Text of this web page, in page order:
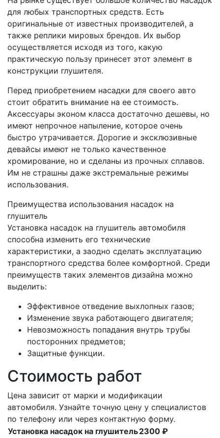
для любых транспортных средств. Есть
оригинальные от известных производителей, а
также реплики мировых брендов. Их выбор
осуществляется исходя из того, какую
практическую пользу принесет этот элемент в
конструкции глушителя.
Перед приобретением насадки для своего авто
стоит обратить внимание на ее стоимость.
Аксессуары эконом класса достаточно дешевы, но
имеют непрочное напыление, которое очень
быстро утрачивается. Дорогие и эксклюзивные
девайсы имеют не только качественное
хромирование, но и сделаны из прочных сплавов.
Им не страшны даже экстремальные режимы
использования.
Преимущества использования насадок на
глушитель
Установка насадок на глушитель автомобиля
способна изменить его технические
характеристики, а заодно сделать эксплуатацию
транспортного средства более комфортной. Среди
преимуществ таких элементов дизайна можно
выделить:
Эффективное отведение выхлопных газов;
Изменение звука работающего двигателя;
Невозможность попадания внутрь трубы
посторонних предметов;
Защитные функции.
Стоимость работ
Цена зависит от марки и модификации
автомобиля. Узнайте точную цену у специалистов
по телефону или через контактную форму.
Установка насадок на глушитель2300 ₽